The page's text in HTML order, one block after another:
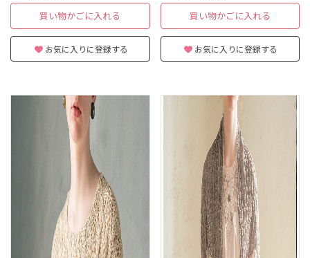
買い物かごに入れる
お気に入りに登録する
買い物かごに入れる
お気に入りに登録する